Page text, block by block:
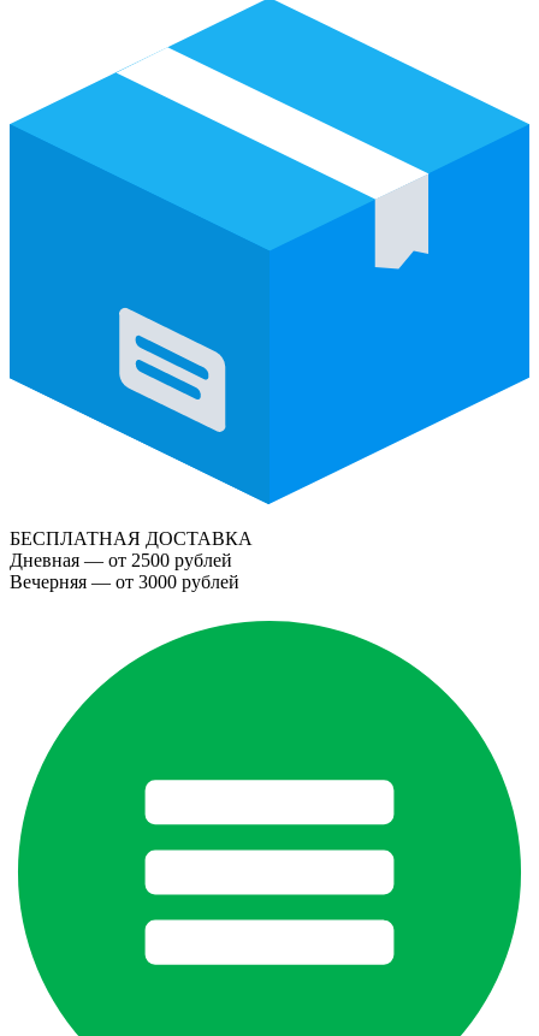
БЕСПЛАТНАЯ ДОСТАВКА
Дневная — от 2500 рублей
Вечерняя — от 3000 рублей